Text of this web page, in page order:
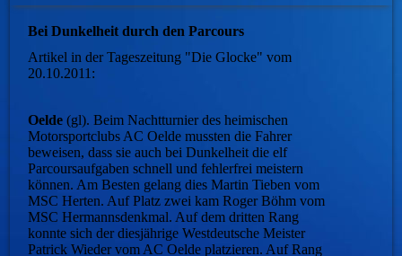
Bei Dunkelheit durch den Parcours
Artikel in der Tageszeitung "Die Glocke" vom
20.10.2011:
Oelde(gl). Beim Nachtturnier des heimischen
Motorsportclubs AC Oelde mussten die Fahrer
beweisen, dass sie auch bei Dunkelheit die elf
Parcoursaufgaben schnell und fehlerfrei meistern
können. Am Besten gelang dies Martin Tieben vom
MSC Herten. Auf Platz zwei kam Roger Böhm vom
MSC Hermannsdenkmal. Auf dem dritten Rang
konnte sich der diesjährige Westdeutsche Meister
Patrick Wieder vom AC Oelde platzieren. Auf Rang